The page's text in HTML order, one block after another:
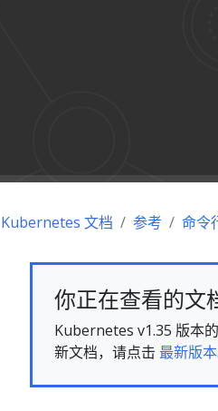
Kubernetes 文档 参考 命令
你正在查看的文
Kubernetes v1.35 版本
新文档，请点击 最新版本